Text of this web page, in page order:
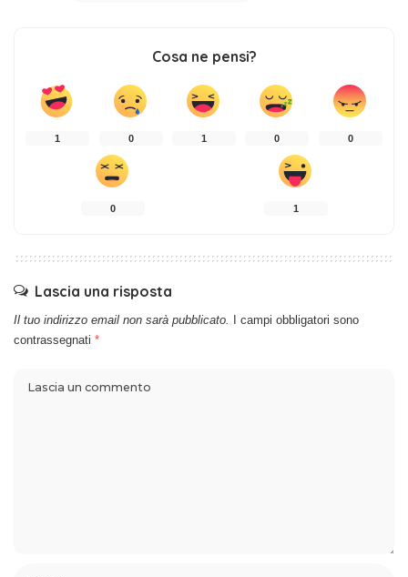
Cosa ne pensi?
1 0 1 0 0
0 1
Lascia una risposta
Il tuo indirizzo email non sarà pubblicato.
I campi obbligatori sono
contrassegnati *